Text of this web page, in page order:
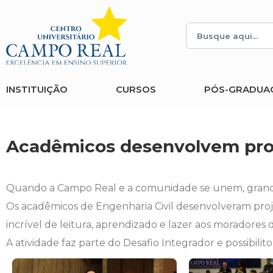
INSTITUIÇÃO CURSOS PÓS-
Acadêmicos desenvolvem
Quando a Campo Real e a comunidade se unem,
Os acadêmicos de Engenharia Civil desenvolveram
incrível de leitura, aprendizado e lazer aos moradores
A atividade faz parte do Desafio Integrador e
Histórico
Editais
Administração
Ciências Contábeis
Enfermagem
Engenharia Agronômica
Engenharia Civil
Vestibular de Inverno
2ª Via de Boleto
Biblioteca
Calendário de Provas
Carteirinha de Estudante
Central de Estágios - TCC
Avalie a Campo Real
COLAP
Comitê de Ética em Pesquisa
Educação em Direitos Humanos